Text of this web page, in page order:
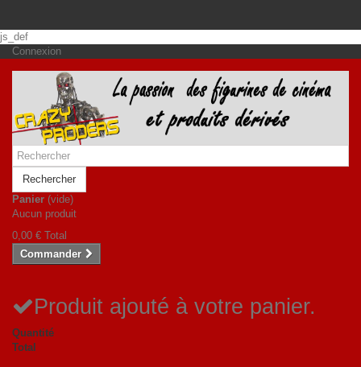
js_def
Connexion
Rechercher
Panier (vide)
Aucun produit
0,00 € Total
Commander
Produit ajouté à votre panier.
Quantité
Total